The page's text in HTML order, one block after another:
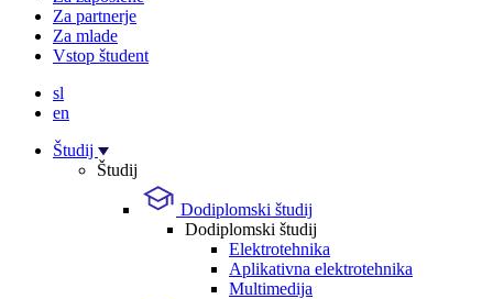
Za partnerje
Za mlade
Vstop študent
sl
en
Študij
Študij
Dodiplomski študij
Dodiplomski študij
Elektrotehnika
Aplikativna elektrotehnika
Multimedija